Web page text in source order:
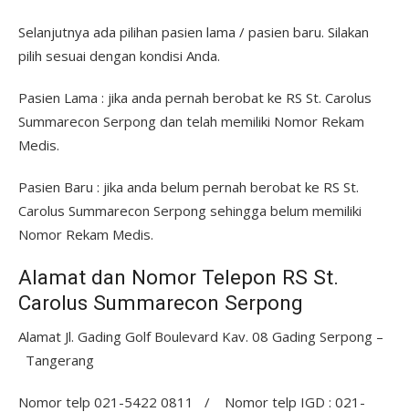
Selanjutnya ada pilihan pasien lama / pasien baru. Silakan
pilih sesuai dengan kondisi Anda.
Pasien Lama : jika anda pernah berobat ke RS St. Carolus
Summarecon Serpong dan telah memiliki Nomor Rekam
Medis.
Pasien Baru : jika anda belum pernah berobat ke RS St.
Carolus Summarecon Serpong sehingga belum memiliki
Nomor Rekam Medis.
Alamat dan Nomor Telepon RS St.
Carolus Summarecon Serpong
Alamat Jl. Gading Golf Boulevard Kav. 08 Gading Serpong –
Tangerang
Nomor telp 021-5422 0811 / Nomor telp IGD : 021-